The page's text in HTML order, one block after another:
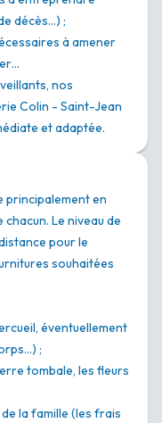
décès…) ;
à amener
nos
Colin - Saint-Jean
et adaptée.
principalement en
Le niveau de
pour le
souhaitées
éventuellement
;
tombale, les fleurs
la famille (les frais